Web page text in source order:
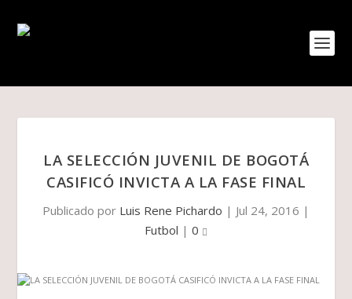
LA SELECCIÓN JUVENIL DE BOGOTÁ
CASIFICÓ INVICTA A LA FASE FINAL
Publicado por Luis Rene Pichardo | Jul 24, 2016 |
Futbol | 0